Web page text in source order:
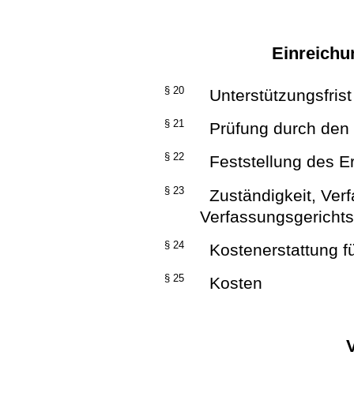
§ 20 Unterstützungsfrist
§ 21 Prüfung durch
§ 22 Feststellung des
§ 23
Zuständigkeit,
§ 24 Kostenerstattung
§ 25 Kosten